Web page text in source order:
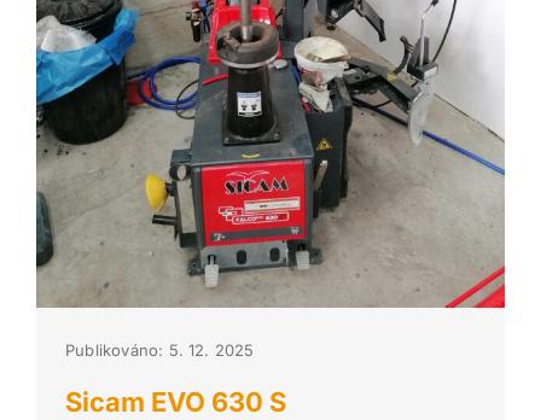
Publikováno: 5. 12. 2025
Sicam EVO 630 S